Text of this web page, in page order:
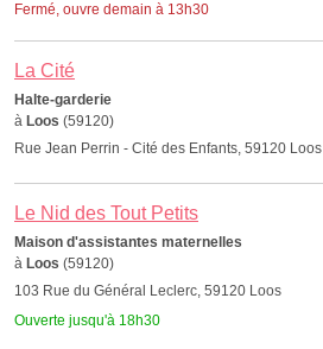
Fermé, ouvre demain à 13h30
La Cité
Halte-garderie
à Loos (59120)
Rue Jean Perrin - Cité des Enfants, 59120 Loos
Le Nid des Tout Petits
Maison d'assistantes maternelles
à Loos (59120)
103 Rue du Général Leclerc, 59120 Loos
Ouverte jusqu'à 18h30